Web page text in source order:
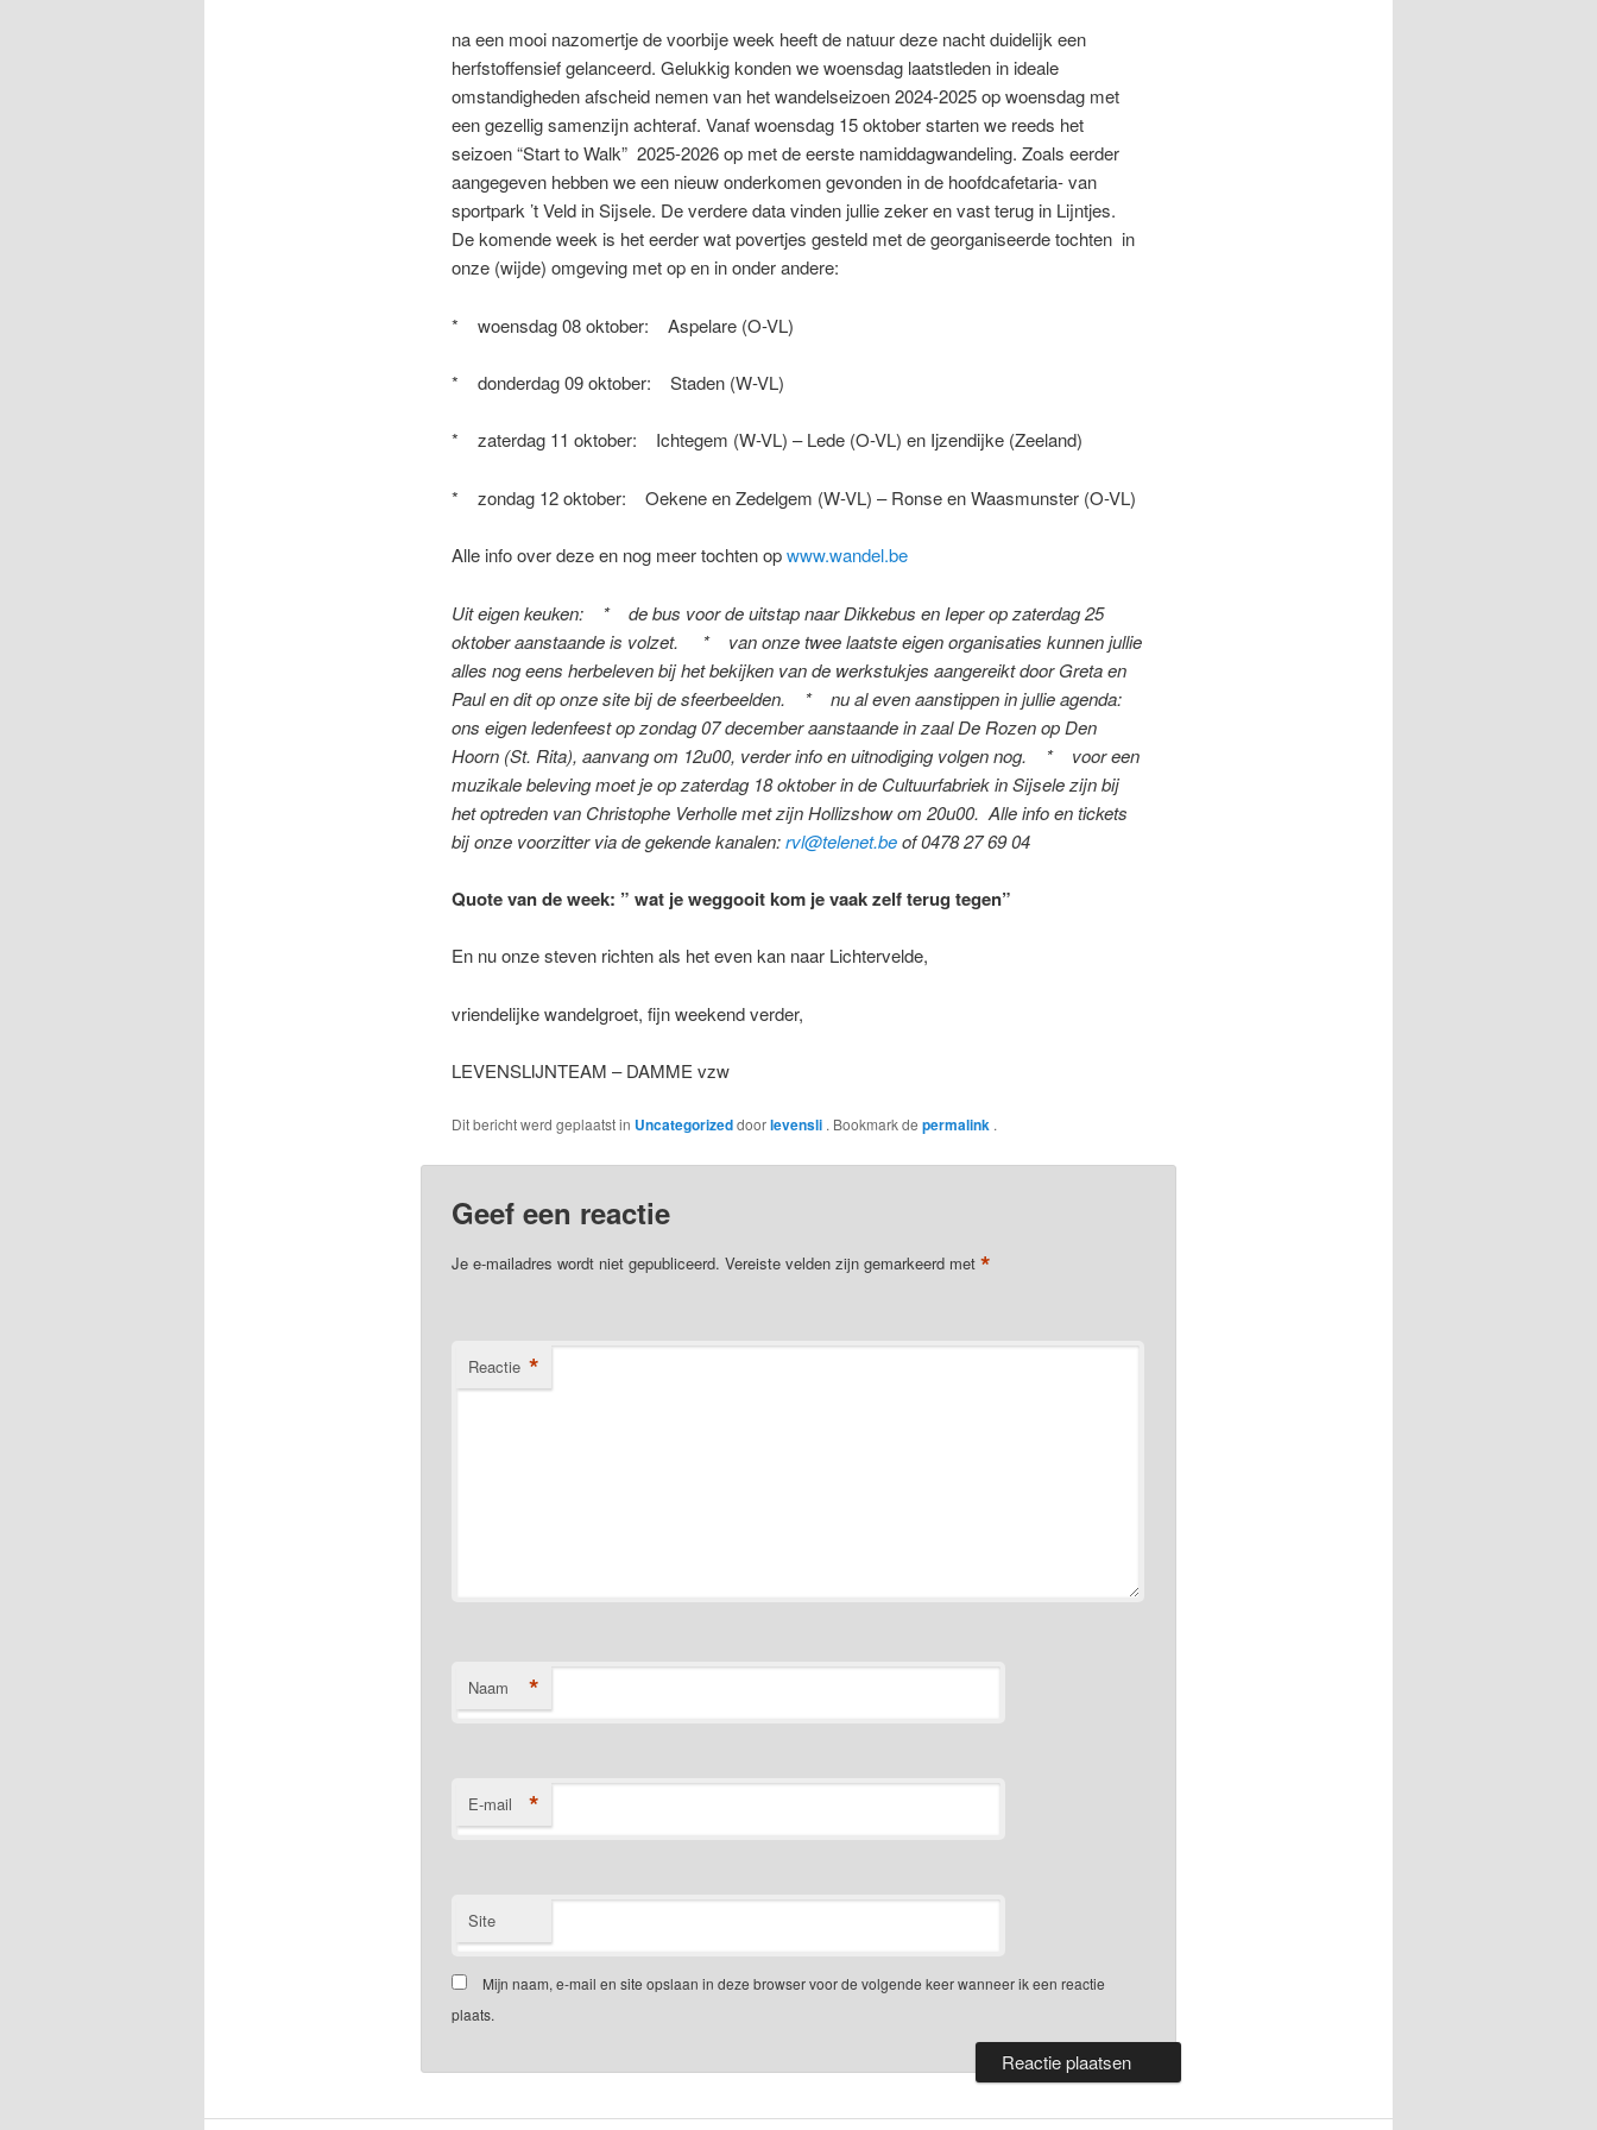
na een mooi nazomertje de voorbije week heeft de natuur deze nacht duidelijk een
herfstoffensief gelanceerd. Gelukkig konden we woensdag laatstleden in ideale
omstandigheden afscheid nemen van het wandelseizoen 2024-2025 op woensdag met
een gezellig samenzijn achteraf. Vanaf woensdag 15 oktober starten we reeds het
seizoen “Start to Walk” 2025-2026 op met de eerste namiddagwandeling. Zoals eerder
aangegeven hebben we een nieuw onderkomen gevonden in de hoofdcafetaria- van
sportpark ’t Veld in Sijsele. De verdere data vinden jullie zeker en vast terug in Lijntjes.
De komende week is het eerder wat povertjes gesteld met de georganiseerde tochten in
onze (wijde) omgeving met op en in onder andere:
* woensdag 08 oktober: Aspelare (O-VL)
* donderdag 09 oktober: Staden (W-VL)
* zaterdag 11 oktober: Ichtegem (W-VL) – Lede (O-VL) en Ijzendijke (Zeeland)
* zondag 12 oktober: Oekene en Zedelgem (W-VL) – Ronse en Waasmunster (O-VL)
Alle info over deze en nog meer tochten opwww.wandel.be
Uit eigen keuken: * de bus voor de uitstap naar Dikkebus en Ieper op zaterdag 25
oktober aanstaande is volzet. * van onze twee laatste eigen organisaties kunnen jullie
alles nog eens herbeleven bij het bekijken van de werkstukjes aangereikt door Greta en
Paul en dit op onze site bij de sfeerbeelden. * nu al even aanstippen in jullie agenda:
ons eigen ledenfeest op zondag 07 december aanstaande in zaal De Rozen op Den
Hoorn (St. Rita), aanvang om 12u00, verder info en uitnodiging volgen nog. * voor een
muzikale beleving moet je op zaterdag 18 oktober in de Cultuurfabriek in Sijsele zijn bij
het optreden van Christophe Verholle met zijn Hollizshow om 20u00. Alle info en tickets
bij onze voorzitter via de gekende kanalen:rvl@telenet.beof 0478 27 69 04
Quote van de week: ” wat je weggooit kom je vaak zelf terug tegen”
En nu onze steven richten als het even kan naar Lichtervelde,
vriendelijke wandelgroet, fijn weekend verder,
LEVENSLIJNTEAM – DAMME vzw
Dit bericht werd geplaatst in Uncategorizeddoorlevensli . Bookmark de permalink .
Geef een reactie
Je e-mailadres wordt niet gepubliceerd. Vereiste velden zijn gemarkeerd met *
Reactie *
Naam *
E-mail *
Site
Mijn naam, e-mail en site opslaan in deze browser voor de volgende keer wanneer ik een reactie
plaats.